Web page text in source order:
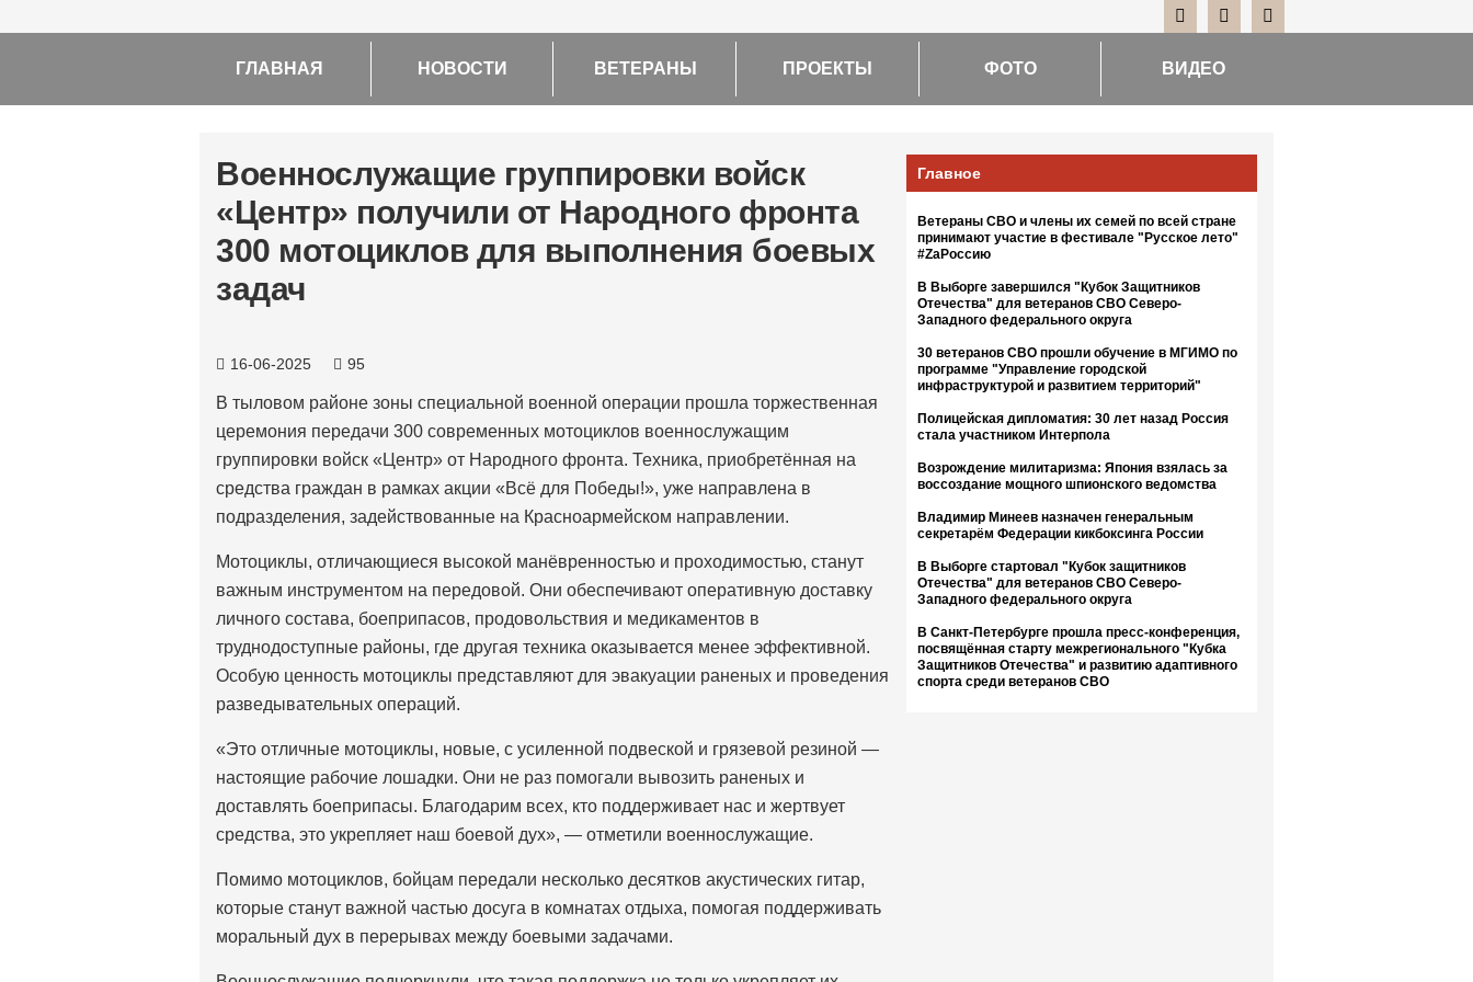
ГЛАВНАЯ НОВОСТИ ВЕТЕРАНЫ ПРОЕКТЫ ФОТО ВИДЕО
Военнослужащие группировки войск
«Центр» получили от Народного фронта
300 мотоциклов для выполнения боевых
задач
16-06-2025 95
В тыловом районе зоны специальной военной операции прошла торжественная
церемония передачи 300 современных мотоциклов военнослужащим
группировки войск «Центр» от Народного фронта. Техника, приобретённая на
средства граждан в рамках акции «Всё для Победы!», уже направлена в
подразделения, задействованные на Красноармейском направлении.
Мотоциклы, отличающиеся высокой манёвренностью и проходимостью, станут
важным инструментом на передовой. Они обеспечивают оперативную доставку
личного состава, боеприпасов, продовольствия и медикаментов в
труднодоступные районы, где другая техника оказывается менее эффективной.
Особую ценность мотоциклы представляют для эвакуации раненых и проведения
разведывательных операций.
«Это отличные мотоциклы, новые, с усиленной подвеской и грязевой резиной —
настоящие рабочие лошадки. Они не раз помогали вывозить раненых и
доставлять боеприпасы. Благодарим всех, кто поддерживает нас и жертвует
средства, это укрепляет наш боевой дух», — отметили военнослужащие.
Помимо мотоциклов, бойцам передали несколько десятков акустических гитар,
которые станут важной частью досуга в комнатах отдыха, помогая поддерживать
моральный дух в перерывах между боевыми задачами.
Главное
Ветераны СВО и члены их семей по всей стране
принимают участие в фестивале "Русское лето"
#ZaРоссию
В Выборге завершился "Кубок Защитников
Отечества" для ветеранов СВО Северо-
Западного федерального округа
30 ветеранов СВО прошли обучение в МГИМО по
программе "Управление городской
инфраструктурой и развитием территорий"
Полицейская дипломатия: 30 лет назад Россия
стала участником Интерпола
Возрождение милитаризма: Япония взялась за
воссоздание мощного шпионского ведомства
Владимир Минеев назначен генеральным
секретарём Федерации кикбоксинга России
В Выборге стартовал "Кубок защитников
Отечества" для ветеранов СВО Северо-
Западного федерального округа
В Санкт-Петербурге прошла пресс-конференция,
посвящённая старту межрегионального "Кубка
Защитников Отечества" и развитию адаптивного
спорта среди ветеранов СВО